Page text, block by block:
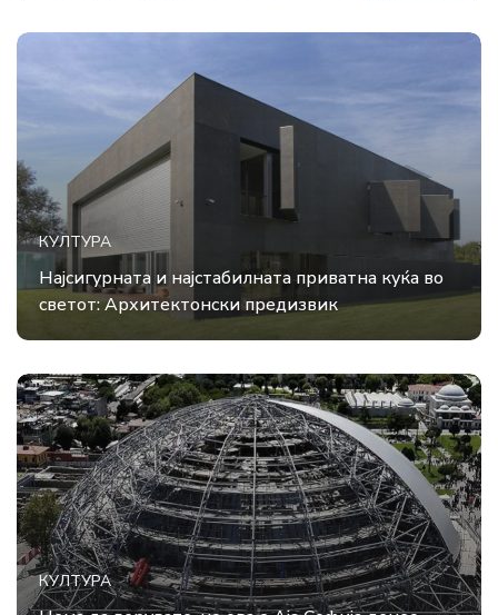
КУЛТУРА
Најсигурната и најстабилната приватна куќа во
светот: Архитектонски предизвик
КУЛТУРА